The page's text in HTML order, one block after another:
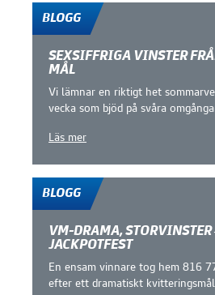
BLOGG
SEXSIFFRIGA VINSTER
MÅL
Vi lämnar en riktigt het
vecka som bjöd på svåra
Läs mer
BLOGG
VM-DRAMA, STORVINSTER
JACKPOTFEST
En ensam vinnare tog hem 816
efter ett dramatiskt